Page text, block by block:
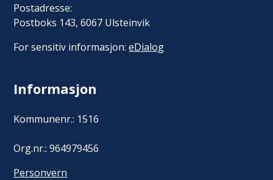
Postadresse:
Postboks 143, 6067 Ulsteinvik
For sensitiv informasjon:eDialog
Informasjon
Kommunenr.: 1516
Org.nr.: 964979456
Personvern